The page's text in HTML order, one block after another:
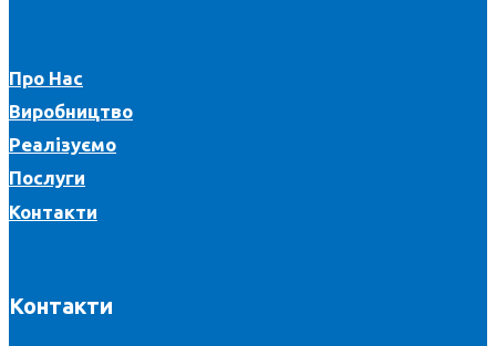
Про Нас
Виробництво
Реалізуємо
Послуги
Контакти
Контакти